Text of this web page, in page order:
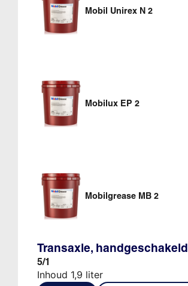
Mobil Unirex N 2
Mobilux EP 2
Mobilgrease MB 2
Transaxle, handgeschakeld
5/1
Inhoud 1,9 liter